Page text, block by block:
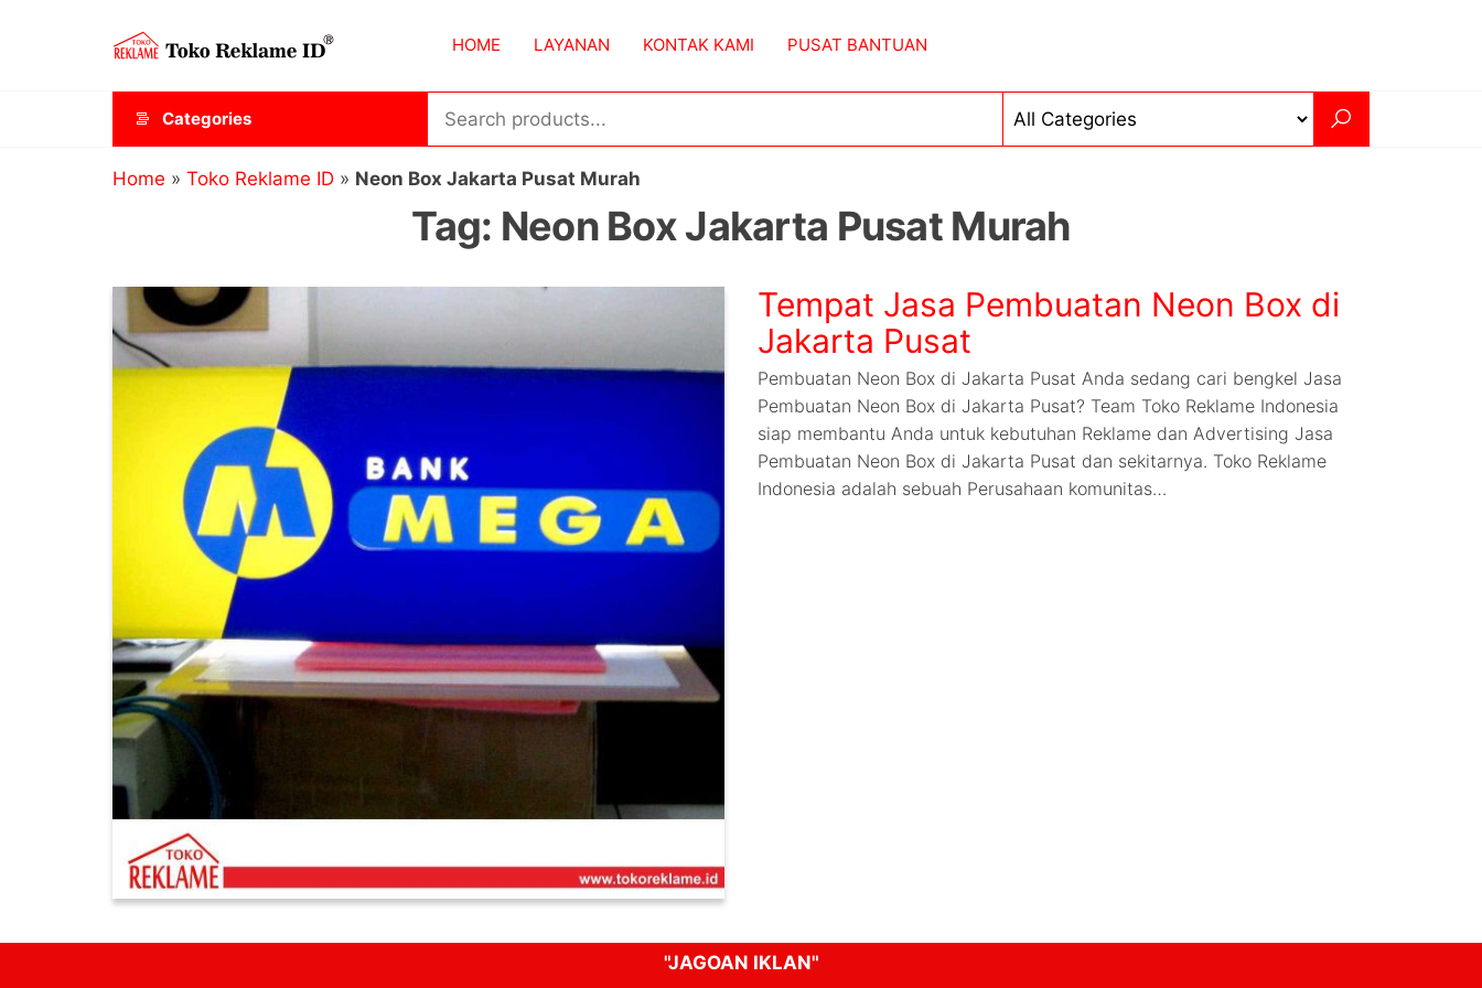
ID
HOME LAYANAN KONTAK KAMI PUSAT BANTUAN
Categories
Home » Toko Reklame ID » Neon Box Jakarta Pusat Murah
Tag: Neon Box Jakarta Pusat Murah
Tempat Jasa Pembuatan Neon Box di
Jakarta Pusat
Pembuatan Neon Box di Jakarta Pusat Anda sedang cari bengkel Jasa
Pembuatan Neon Box di Jakarta Pusat? Team Toko Reklame Indonesia
siap membantu Anda untuk kebutuhan Reklame dan Advertising Jasa
Pembuatan Neon Box di Jakarta Pusat dan sekitarnya. Toko Reklame
Indonesia adalah sebuah Perusahaan komunitas…
"JAGOAN IKLAN"